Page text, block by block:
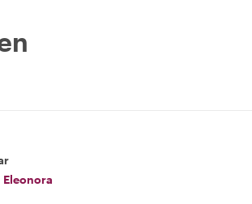
Eleonora